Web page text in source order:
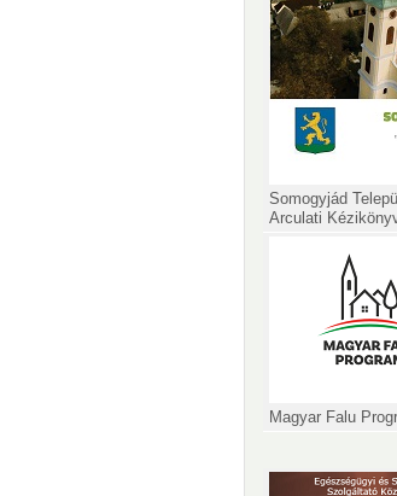
Somogyjád
Arculati
Magyar Falu